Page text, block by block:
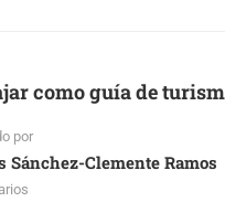
como guía de
por
Sánchez-Clemente Ramos